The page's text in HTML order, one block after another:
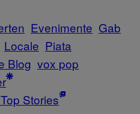
Evenimente Gab
Locale Piata
Blog vox pop
Stories